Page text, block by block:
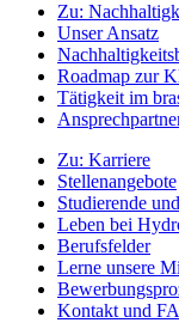
Zu:
Unser Ansatz
Roadmap zur
Tätigkeit im
Zu: Karriere
Stellenangebote
Studierende
Leben bei
Berufsfelder
Lerne unsere
Kontakt und